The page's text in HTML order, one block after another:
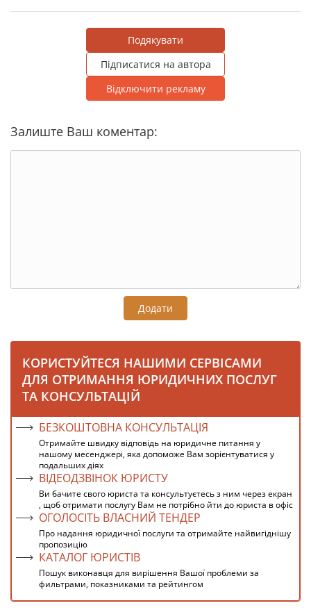
Подякувати
Підписатися на автора
Відключити рекламу
Залиште Ваш коментар:
Додати
КОРИСТУЙТЕСЯ НАШИМИ СЕРВІСАМИ
ДЛЯ ОТРИМАННЯ ЮРИДИЧНИХ ПОСЛУГ
ТА КОНСУЛЬТАЦІЙ
БЕЗКОШТОВНА КОНСУЛЬТАЦІЯ
Отримайте швидку відповідь на юридичне питання у
нашому месенджері, яка допоможе Вам зорієнтуватися у
подальших діях
ВІДЕОДЗВІНОК ЮРИСТУ
Ви бачите свого юриста та консультуєтесь з ним через екран
, щоб отримати послугу Вам не потрібно йти до юриста в офіс
ОГОЛОСІТЬ ВЛАСНИЙ ТЕНДЕР
Про надання юридичної послуги та отримайте найвигіднішу
пропозицію
КАТАЛОГ ЮРИСТІВ
Пошук виконавця для вирішення Вашої проблеми за
фильтрами, показниками та рейтингом